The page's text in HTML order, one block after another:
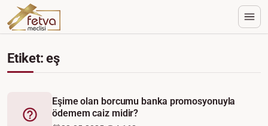
Etiket: eş
Fetva
Eşime olan borcumu banka promosyonuyla
ödemem caiz midir?